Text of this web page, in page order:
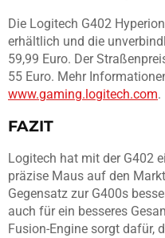
Die Logitech G402
erhältlich und die
59,99 Euro. Der
55 Euro. Mehr
www.gaming.logitech.com.
FAZIT
Logitech hat mit der G402
präzise Maus auf den
Gegensatz zur G400s
auch für ein besseres
Fusion-Engine sorgt dafür,